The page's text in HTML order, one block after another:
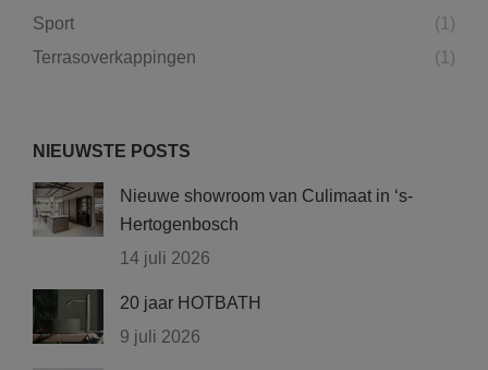
Sport
(1)
Terrasoverkappingen
(1)
NIEUWSTE POSTS
Nieuwe showroom van Culimaat in ‘s-
Hertogenbosch
14 juli 2026
20 jaar HOTBATH
9 juli 2026